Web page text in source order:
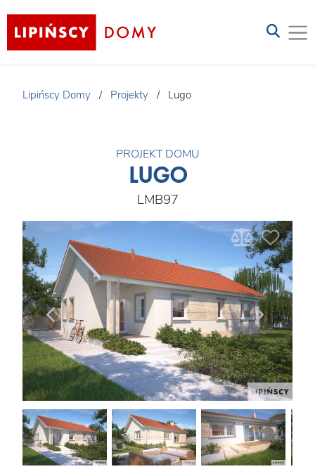
Lipińscy Domy / Projekty / Lugo
PROJEKT DOMU
LUGO
LMB97